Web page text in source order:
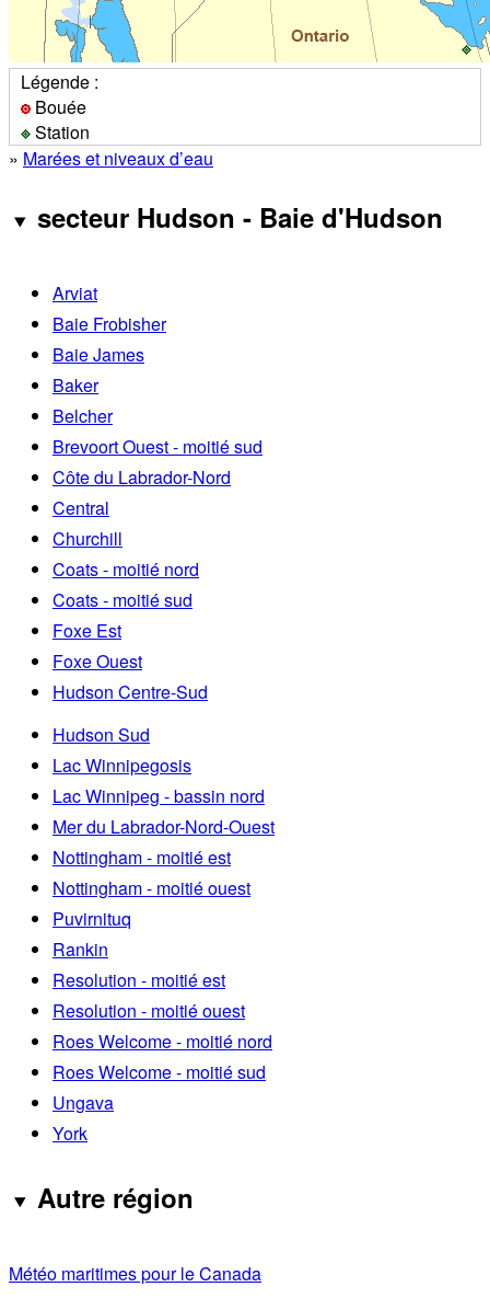
Légende :
Bouée
Station
» Marées et niveaux d’eau
secteur Hudson - Baie d'Hudson
Arviat
Baie Frobisher
Baie James
Baker
Belcher
Brevoort Ouest - moitié sud
Côte du Labrador-Nord
Central
Churchill
Coats - moitié nord
Coats - moitié sud
Foxe Est
Foxe Ouest
Hudson Centre-Sud
Hudson Sud
Lac Winnipegosis
Lac Winnipeg - bassin nord
Mer du Labrador-Nord-Ouest
Nottingham - moitié est
Nottingham - moitié ouest
Puvirnituq
Rankin
Resolution - moitié est
Resolution - moitié ouest
Roes Welcome - moitié nord
Roes Welcome - moitié sud
Ungava
York
Autre région
Météo maritimes pour le Canada